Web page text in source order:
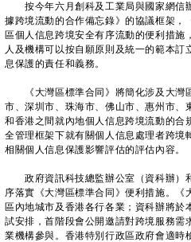
按今年六月創科及工業局與國家網信
據跨境流動的合作備忘錄》的協議框架，
區個人信息跨境安全有序流動的便利措施
人及機構可以按自願原則及統一的範本
息保護的責任和義務。
《大灣區標準合同》將簡化涉及大灣
市、深圳市、珠海市、佛山市、惠州市、
和香港之間就內地個人信息跨境流動的合
全管理框架下就有關個人信息處理者跨境
相關個人信息保護影響評估的評估內容。
政府資訊科技總監辦公室（資科辦）
序落實《大灣區標準合同》便利措施。《
區內地城市及香港各行各業；資科辦將
試安排，首階段會公開邀請對跨境服務需
業機構參與。香港特別行政區政府會適時